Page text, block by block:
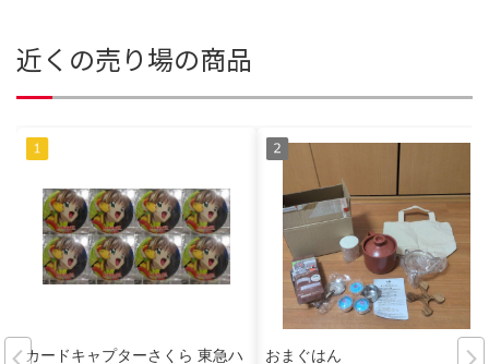
近くの売り場の商品
カードキャプターさくら 東急ハ
おまぐはん